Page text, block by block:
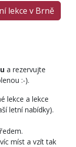
lekce v Brně
a rezervujte
:-).
lekce a lekce
letní nabídky).
míst a vzít tak